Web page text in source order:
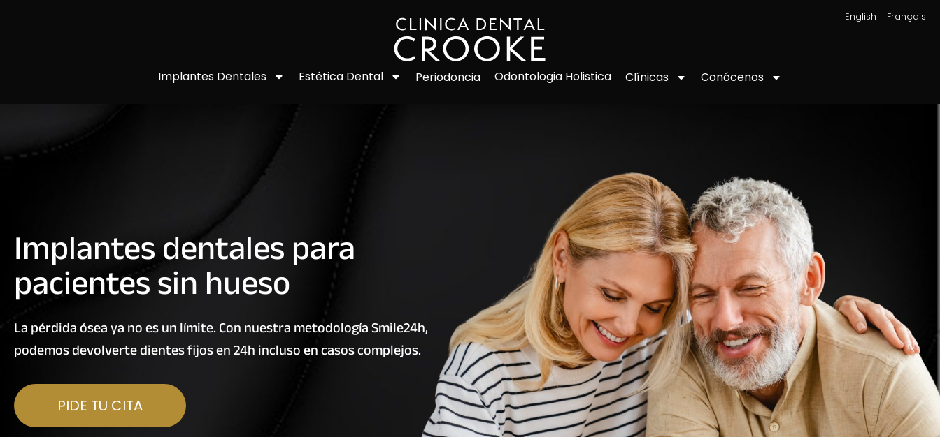
English Français
Implantes Dentales Estética Dental Periodoncia Odontologia Holistica Clínicas Conócenos
Implantes dentales para
pacientes sin hueso
La pérdida ósea ya no es un límite. Con nuestra metodología Smile24h,
podemos devolverte dientes fijos en 24h incluso en casos complejos.
PIDE TU CITA